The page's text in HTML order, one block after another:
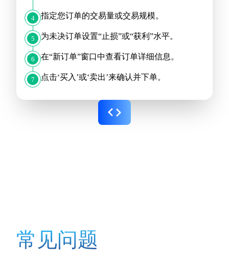
4 指定您订单的交易量或交易规模。
5 为未决订单设置“止损”或“获利”水平。
6 在“新订单”窗口中查看订单详细信息。
7 点击‘买入’或‘卖出’来确认并下单。
常见问题